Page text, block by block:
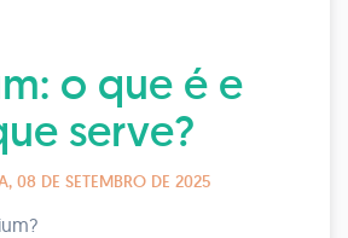
o que é e
serve?
08 DE SETEMBRO DE 2025